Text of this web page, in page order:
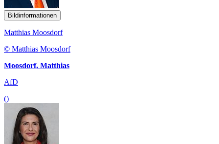
Bildinformationen
Matthias Moosdorf
© Matthias Moosdorf
Moosdorf, Matthias
AfD
()